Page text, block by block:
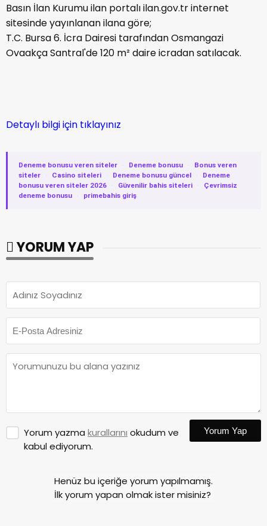
Basın İlan Kurumu ilan portalı ilan.gov.tr internet
sitesinde yayınlanan ilana göre;
T.C. Bursa 6. İcra Dairesi tarafından Osmangazi
Ovaakça Santral'de 120 m² daire icradan satılacak.
Detaylı bilgi için tıklayınız
Deneme bonusu veren siteler · Deneme bonusu ·
Bonus veren
siteler
· Casino siteleri · Deneme bonusu güncel ·
Deneme
bonusu veren siteler 2026
· Güvenilir bahis siteleri ·
Çevrimsiz
deneme bonusu
· primebahis giriş
YORUM YAP
Yorum yazma kurallarını okudum ve
kabul ediyorum.
Yorum Yap
Henüz bu içeriğe yorum yapılmamış.
İlk yorum yapan olmak ister misiniz?